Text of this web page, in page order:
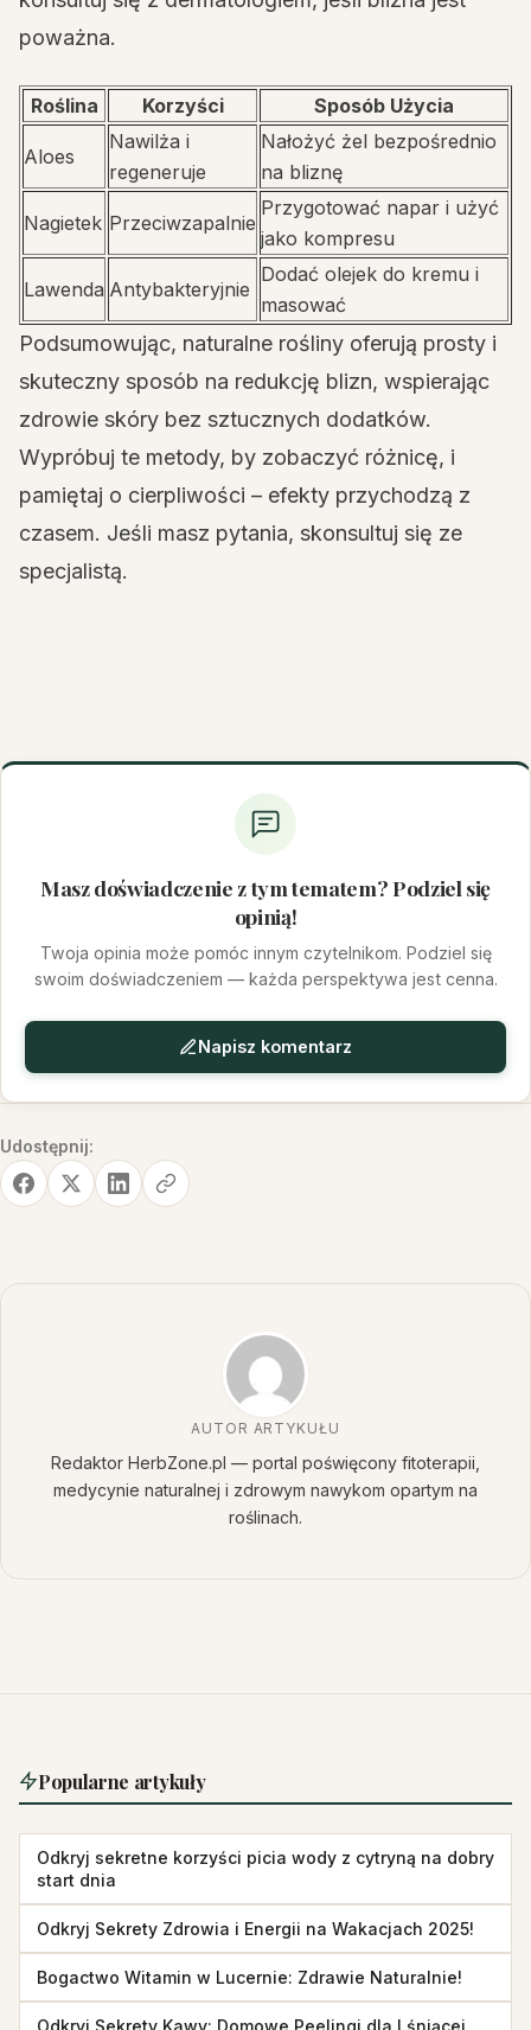
poważna.
Roślina Korzyści Sposób Użycia
Aloes
Nawilża i
regeneruje
Nałożyć żel bezpośrednio
na bliznę
Nagietek Przeciwzapalnie
Przygotować napar i użyć
jako kompresu
Lawenda Antybakteryjnie
Dodać olejek do kremu i
masować
Podsumowując, naturalne rośliny oferują prosty i
skuteczny sposób na redukcję blizn, wspierając
zdrowie skóry bez sztucznych dodatków.
Wypróbuj te metody, by zobaczyć różnicę, i
pamiętaj o cierpliwości – efekty przychodzą z
czasem. Jeśli masz pytania, skonsultuj się ze
specjalistą.
Masz doświadczenie z tym tematem? Podziel się
opinią!
Twoja opinia może pomóc innym czytelnikom. Podziel się
swoim doświadczeniem — każda perspektywa jest cenna.
Napisz komentarz
Udostępnij:
AUTOR ARTYKUŁU
Redaktor HerbZone.pl — portal poświęcony fitoterapii,
medycynie naturalnej i zdrowym nawykom opartym na
roślinach.
Popularne artykuły
Odkryj sekretne korzyści picia wody z cytryną na dobry
start dnia
Odkryj Sekrety Zdrowia i Energii na Wakacjach 2025!
Bogactwo Witamin w Lucernie: Zdrawie Naturalnie!
Odkryj Sekrety Kawy: Domowe Peelingi dla Lśniącej